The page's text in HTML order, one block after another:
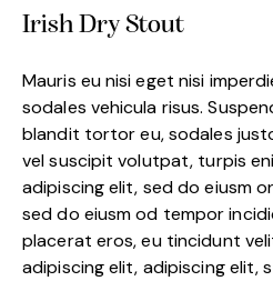
Irish Dry Stout
Mauris eu nisi eget nisi
sodales vehicula risus.
blandit tortor eu, sodales
vel suscipit volutpat, turpis
adipiscing elit, sed do eiusm
sed do eiusm od tempor
placerat eros, eu tincidunt
adipiscing elit, adipiscing elit,